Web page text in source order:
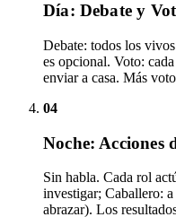
Día: Debate y
Debate: todos los
es opcional. Voto:
enviar a casa. Más
04
Noche: Acciones
Sin habla. Cada rol
investigar; Caballero:
abrazar). Los